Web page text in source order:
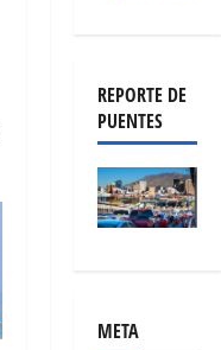
REPORTE DE
PUENTES
META